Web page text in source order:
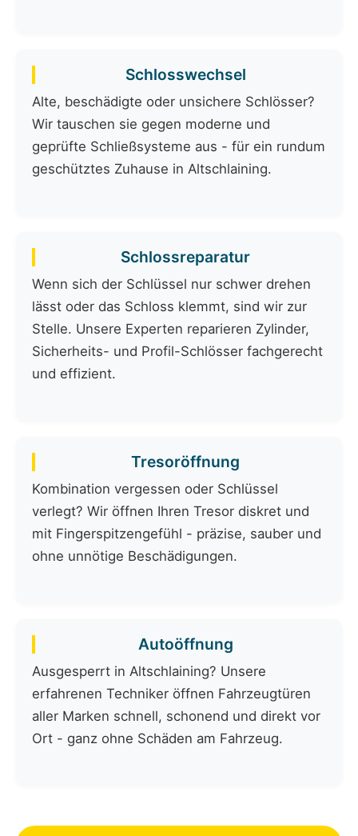
Schlosswechsel
Alte, beschädigte oder unsichere Schlösser?
Wir tauschen sie gegen moderne und
geprüfte Schließsysteme aus - für ein rundum
geschütztes Zuhause in Altschlaining.
Schlossreparatur
Wenn sich der Schlüssel nur schwer drehen
lässt oder das Schloss klemmt, sind wir zur
Stelle. Unsere Experten reparieren Zylinder,
Sicherheits- und Profil-Schlösser fachgerecht
und effizient.
Tresoröffnung
Kombination vergessen oder Schlüssel
verlegt? Wir öffnen Ihren Tresor diskret und
mit Fingerspitzengefühl - präzise, sauber und
ohne unnötige Beschädigungen.
Autoöffnung
Ausgesperrt in Altschlaining? Unsere
erfahrenen Techniker öffnen Fahrzeugtüren
aller Marken schnell, schonend und direkt vor
Ort - ganz ohne Schäden am Fahrzeug.